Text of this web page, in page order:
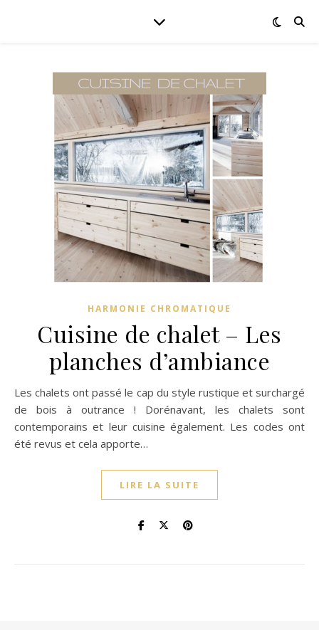
HARMONIE CHROMATIQUE
Cuisine de chalet – Les
planches d’ambiance
Les chalets ont passé le cap du style rustique et surchargé
de bois à outrance ! Dorénavant, les chalets sont
contemporains et leur cuisine également. Les codes ont
été revus et cela apporte…
LIRE LA SUITE